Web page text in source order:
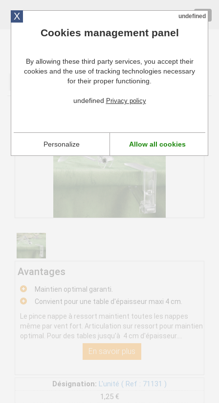
Cuisinresto: Ustensiles de cuisine pour professionnels
Avantages
Maintien optimal garanti.
Convient pour une table d'épaisseur maxi 4 cm.
Le pince nappe à ressort maintient toutes les nappes
même par vent fort. Articulation sur ressort pour maintien
optimal. Pour des tables jusqu'à 4 cm d'épaisseur....
En savoir plus
Désignation: L'unité ( Ref : 71131 )
1,25 €
X undefined
Cookies management panel
By allowing these third party services, you accept their
cookies and the use of tracking technologies necessary
for their proper functioning.
undefined Privacy policy
Personalize Allow all cookies